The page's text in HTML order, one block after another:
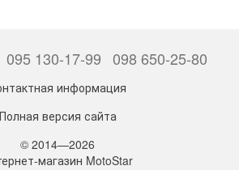
095 130-17-99 098 650-25-80
информация
Полная версия сайта
© 2014—2026
магазин MotoStar